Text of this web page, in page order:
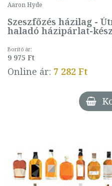
Aaron Hyde
Szeszfőzés házilag -
haladó házipárlat-
Borító ár:
9 975 Ft
Online ár: 7 282 Ft